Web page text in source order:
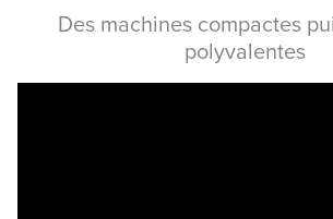
Des machines compactes
polyvalentes